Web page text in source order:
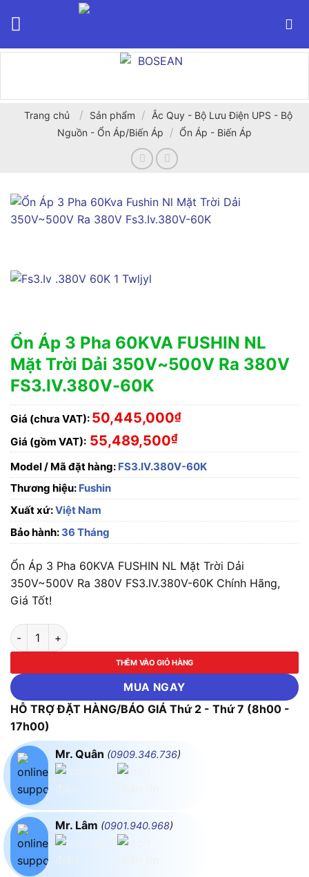
Trang chủ / Sản phẩm /
Ắc Quy - Bộ Lưu Điện UPS - Bộ
Nguồn - Ổn Áp/Biến Áp
/ Ổn Áp - Biến Áp
Ổn Áp 3 Pha 60KVA FUSHIN NL
Mặt Trời Dải 350V~500V Ra 380V
FS3.IV.380V-60K
Giá (chưa VAT): 50,445,000₫
Giá (gồm VAT): 55,489,500₫
Model / Mã đặt hàng: FS3.IV.380V-60K
Thương hiệu: Fushin
Xuất xứ:Việt Nam
Bảo hành: 36 Tháng
Ổn Áp 3 Pha 60KVA FUSHIN NL Mặt Trời Dải
350V~500V Ra 380V FS3.IV.380V-60K Chính Hãng,
Giá Tốt!
Ổn Áp 3 Pha 60KVA FUSHIN NL Mặt Trời Dải 350V~500V Ra
THÊM VÀO GIỎ HÀNG
MUA NGAY
HỖ TRỢ ĐẶT HÀNG/BÁO GIÁ Thứ 2 - Thứ 7 (8h00 -
17h00)
Mr. Quân (0909.346.736)
Mr. Lâm (0901.940.968)